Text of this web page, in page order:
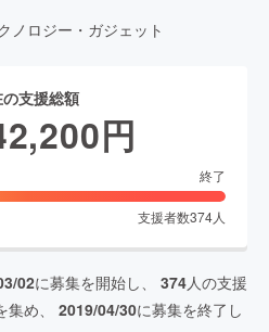
ノロジー・ガジェット
支援総額
円
終了
支援者数374人
02に募集を開始し、 374人の支援
集め、 2019/04/30に募集を終了し